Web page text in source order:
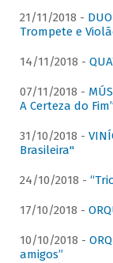
21/11/2018 -
Trompete e
14/11/2018 -
07/11/2018 -
A Certeza do Fim”
31/10/2018 -
Brasileira"
24/10/2018 -
17/10/2018 -
10/10/2018 -
amigos”